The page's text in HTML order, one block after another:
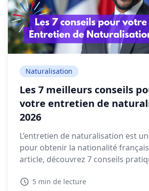
Naturalisation
Les 7 meilleurs conseils
votre entretien de
2026
L’entretien de naturalisation est
pour obtenir la nationalité
article, découvrez 7 conseils
répondre sereinement aux
5 min de lecture